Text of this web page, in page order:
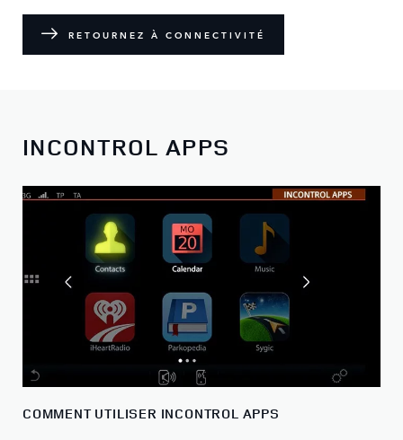
RETOURNEZ À CONNECTIVITÉ
INCONTROL APPS
COMMENT UTILISER INCONTROL APPS